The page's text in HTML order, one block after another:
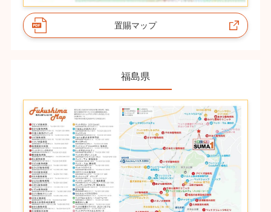
置賜マップ
福島県